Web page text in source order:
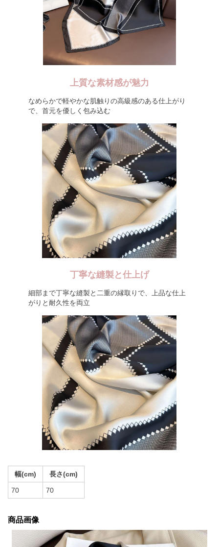
上質な素材感が魅力
なめらかで軽やかな肌触りの高級感のある仕上がり
で、首元を優しく包み込む
丁寧な縫製と仕上げ
細部まで丁寧な縫製と二重の縁取りで、上品な仕上
がりと耐久性を両立
幅(cm) 長さ(cm)
70 70
商品画像